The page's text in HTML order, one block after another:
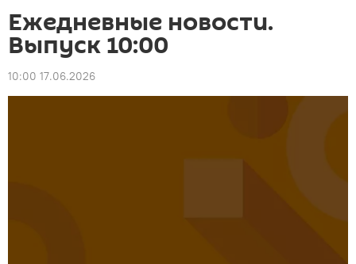
Ежедневные новости.
Выпуск 10:00
10:00 17.06.2026